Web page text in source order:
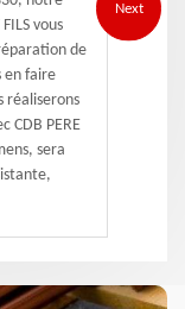
vous
de
en faire
réaliserons
CDB PERE
sera
Next